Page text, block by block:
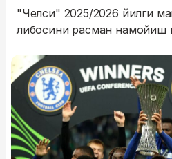
"Челси" 2025/2026 йилги
либосини расман намойиш